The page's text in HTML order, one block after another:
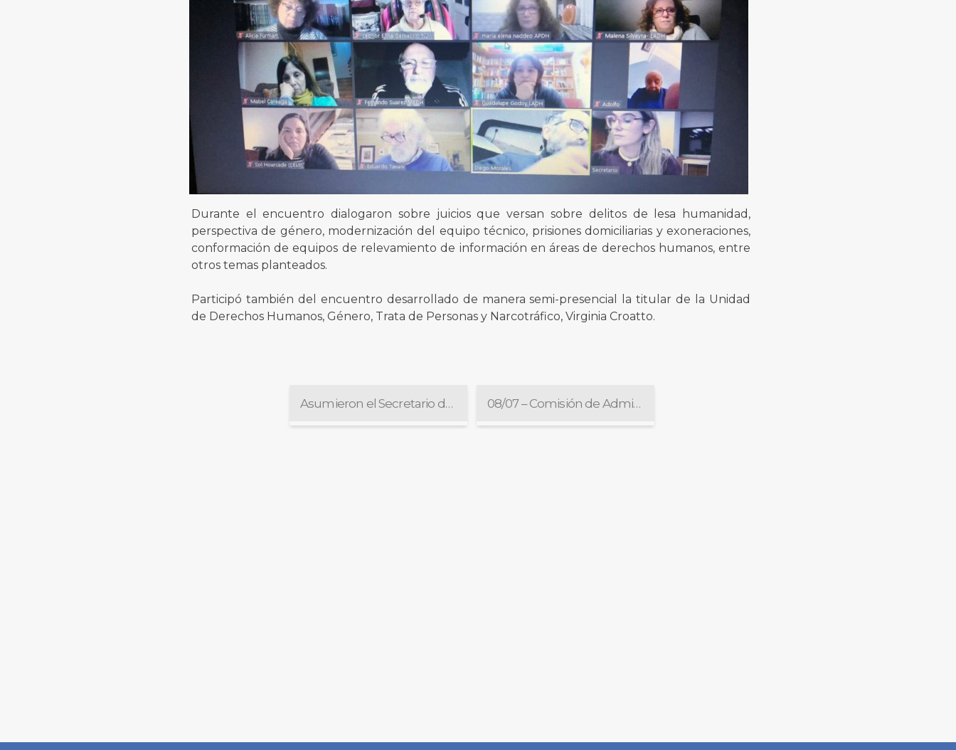
Durante el encuentro dialogaron sobre juicios que versan sobre delitos de lesa humanidad,
perspectiva de género, modernización del equipo técnico, prisiones domiciliarias y exoneraciones,
conformación de equipos de relevamiento de información en áreas de derechos humanos, entre
otros temas planteados.
Participó también del encuentro desarrollado de manera semi-presencial la titular de la Unidad
de Derechos Humanos, Género, Trata de Personas y Narcotráfico, Virginia Croatto.
Asumieron el Secretario de la Comisión de Disciplina y Acusación y la Secretaria de la Comisión de Reglamentación 08/07 – Comisión de Administración y Financiera